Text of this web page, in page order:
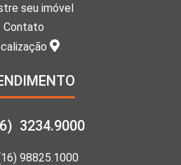
seu imóvel
Contato
3234.9000
98825.1000